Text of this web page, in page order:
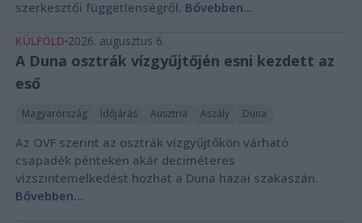
szerkesztői függetlenségről. Bővebben...
KÜLFÖLD 2026. augusztus 6.
A Duna osztrák vízgyűjtőjén esni kezdett az
eső
Magyarország Időjárás Ausztria Aszály Duna
Az OVF szerint az osztrák vízgyűjtőkön várható
csapadék pénteken akár deciméteres
vízszintemelkedést hozhat a Duna hazai szakaszán.
Bővebben...